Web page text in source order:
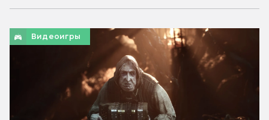
Видеоигры